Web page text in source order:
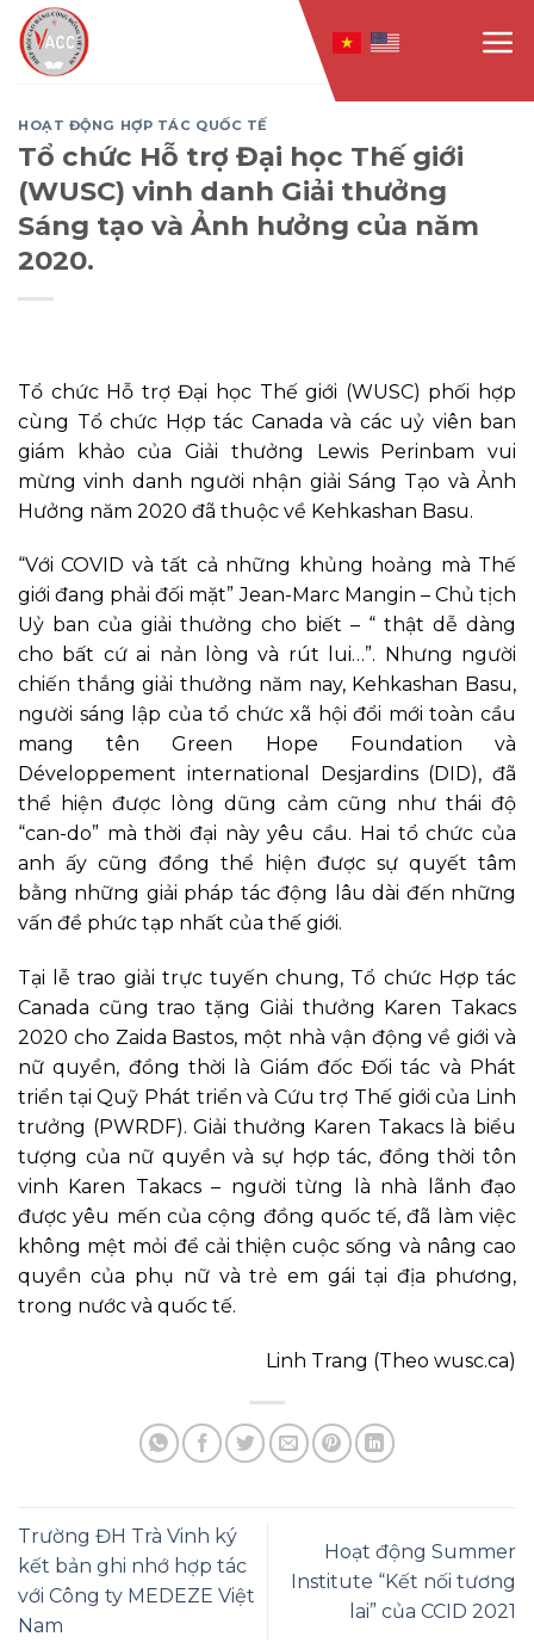
Skip
to
content
HOẠT ĐỘNG HỢP TÁC QUỐC TẾ
Tổ chức Hỗ trợ Đại học Thế giới
(WUSC) vinh danh Giải thưởng
Sáng tạo và Ảnh hưởng của năm
2020.
Tổ chức Hỗ trợ Đại học Thế giới (WUSC) phối hợp
cùng Tổ chức Hợp tác Canada và các uỷ viên ban
giám khảo của Giải thưởng Lewis Perinbam vui
mừng vinh danh người nhận giải Sáng Tạo và Ảnh
Hưởng năm 2020 đã thuộc về Kehkashan Basu.
“Với COVID và tất cả những khủng hoảng mà Thế
giới đang phải đối mặt” Jean-Marc Mangin – Chủ tịch
Uỷ ban của giải thưởng cho biết – “ thật dễ dàng
cho bất cứ ai nản lòng và rút lui…”. Nhưng người
chiến thắng giải thưởng năm nay, Kehkashan Basu,
người sáng lập của tổ chức xã hội đổi mới toàn cầu
mang tên Green Hope Foundation và
Développement international Desjardins (DID), đã
thể hiện được lòng dũng cảm cũng như thái độ
“can-do” mà thời đại này yêu cầu. Hai tổ chức của
anh ấy cũng đồng thể hiện được sự quyết tâm
bằng những giải pháp tác động lâu dài đến những
vấn đề phức tạp nhất của thế giới.
Tại lễ trao giải trực tuyến chung, Tổ chức Hợp tác
Canada cũng trao tặng Giải thưởng Karen Takacs
2020 cho Zaida Bastos, một nhà vận động về giới và
nữ quyền, đồng thời là Giám đốc Đối tác và Phát
triển tại Quỹ Phát triển và Cứu trợ Thế giới của Linh
trưởng (PWRDF). Giải thưởng Karen Takacs là biểu
tượng của nữ quyền và sự hợp tác, đồng thời tôn
vinh Karen Takacs – người từng là nhà lãnh đạo
được yêu mến của cộng đồng quốc tế, đã làm việc
không mệt mỏi để cải thiện cuộc sống và nâng cao
quyền của phụ nữ và trẻ em gái tại địa phương,
trong nước và quốc tế.
Linh Trang (Theo wusc.ca)
Trường ĐH Trà Vinh ký
kết bản ghi nhớ hợp tác
với Công ty MEDEZE Việt
Nam
Hoạt động Summer
Institute “Kết nối tương
lai” của CCID 2021